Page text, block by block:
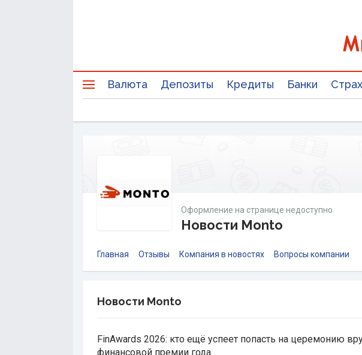
Валюта Депозиты Кредиты Банки
Оформление на странице недоступно
Новости Monto
Главная Отзывы Компания в новостях Вопросы компании
Новости Monto
FinAwards 2026: кто ещё успеет попасть на церемонию
финансовой премии года